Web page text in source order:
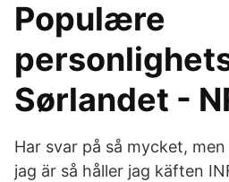
Populære
Sørlandet -
Har svar på så mycket,
jag är så håller jag käften